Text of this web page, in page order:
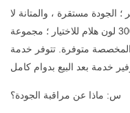
الجودة مستقرة ، والمتانة لا
تقل عن 4 أسابيع ؛ هناك أكثر من 3000 لون هلام للاختيار ؛ مجموعة
المخصصة متوفرة. تتوفر خدمة
س: ماذا عن مراقبة الجودة؟